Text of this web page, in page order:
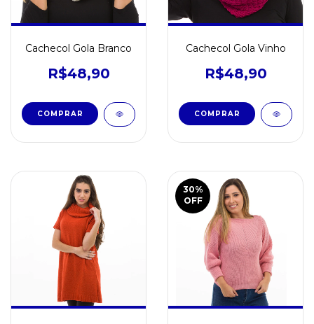
Cachecol Gola Branco
R$48,90
Cachecol Gola Vinho
R$48,90
30%
OFF